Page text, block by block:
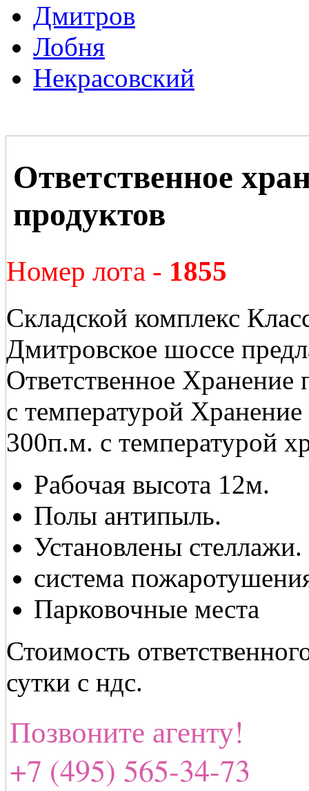
Дмитров
Лобня
Некрасовский
Ответственное
продуктов
Номер лота - 1855
Складской комплекс
Дмитровское шоссе
Ответственное
с температурой
300п.м. с температурой
Рабочая высота 12м.
Полы антипыль.
Установлены стеллажи.
система
Парковочные места
Стоимость
сутки с ндс.
Позвоните агенту!
+7 (495) 565-34-73